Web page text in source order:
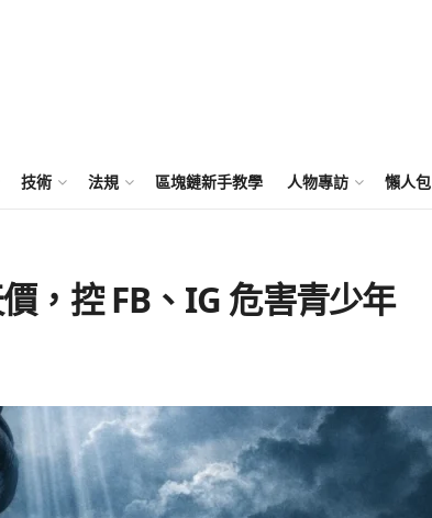
技術 法規 區塊鏈新手教學 人物專訪 懶人包
，控 FB、IG 危害青少年